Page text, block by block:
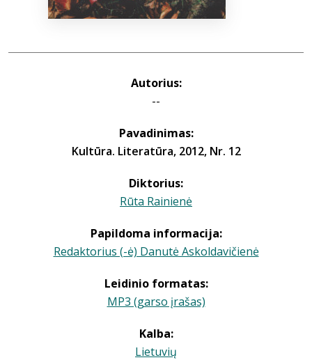
Autorius:
--
Pavadinimas:
Kultūra. Literatūra, 2012, Nr. 12
Diktorius:
Rūta Rainienė
Papildoma informacija:
Redaktorius (-ė) Danutė Askoldavičienė
Leidinio formatas:
MP3 (garso įrašas)
Kalba:
Lietuvių